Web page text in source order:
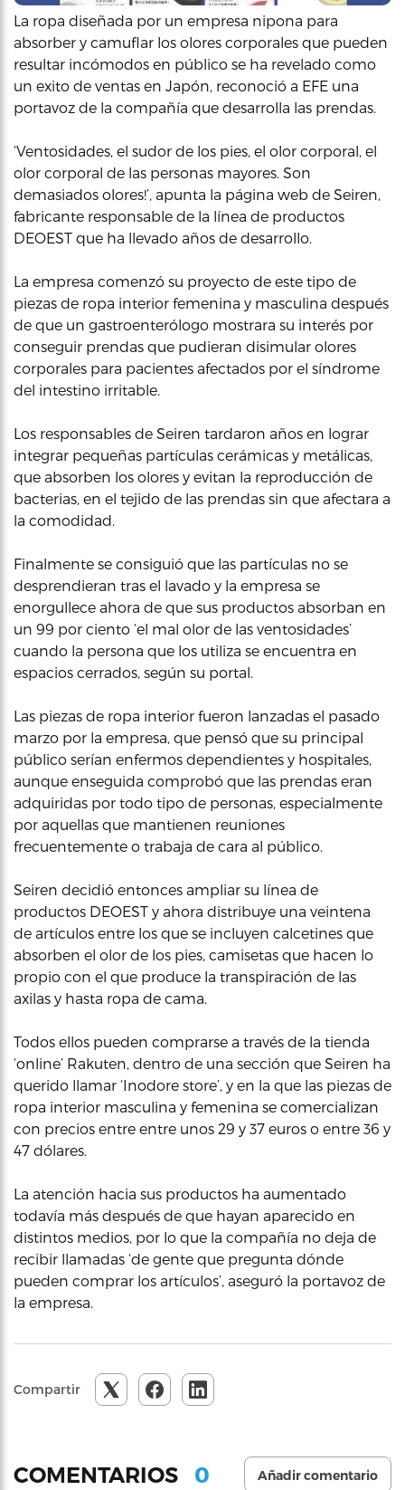
La ropa diseñada por un empresa nipona para
absorber y camuflar los olores corporales que pueden
resultar incómodos en público se ha revelado como
un exito de ventas en Japón, reconoció a EFE una
portavoz de la compañía que desarrolla las prendas.
‘Ventosidades, el sudor de los pies, el olor corporal, el
olor corporal de las personas mayores. Son
demasiados olores!’, apunta la página web de Seiren,
fabricante responsable de la línea de productos
DEOEST que ha llevado años de desarrollo.
La empresa comenzó su proyecto de este tipo de
piezas de ropa interior femenina y masculina después
de que un gastroenterólogo mostrara su interés por
conseguir prendas que pudieran disimular olores
corporales para pacientes afectados por el síndrome
del intestino irritable.
Los responsables de Seiren tardaron años en lograr
integrar pequeñas partículas cerámicas y metálicas,
que absorben los olores y evitan la reproducción de
bacterias, en el tejido de las prendas sin que afectara a
la comodidad.
Finalmente se consiguió que las partículas no se
desprendieran tras el lavado y la empresa se
enorgullece ahora de que sus productos absorban en
un 99 por ciento ‘el mal olor de las ventosidades’
cuando la persona que los utiliza se encuentra en
espacios cerrados, según su portal.
Las piezas de ropa interior fueron lanzadas el pasado
marzo por la empresa, que pensó que su principal
público serían enfermos dependientes y hospitales,
aunque enseguida comprobó que las prendas eran
adquiridas por todo tipo de personas, especialmente
por aquellas que mantienen reuniones
frecuentemente o trabaja de cara al público.
Seiren decidió entonces ampliar su línea de
productos DEOEST y ahora distribuye una veintena
de artículos entre los que se incluyen calcetines que
absorben el olor de los pies, camisetas que hacen lo
propio con el que produce la transpiración de las
axilas y hasta ropa de cama.
Todos ellos pueden comprarse a través de la tienda
‘online’ Rakuten, dentro de una sección que Seiren ha
querido llamar ‘Inodore store’, y en la que las piezas de
ropa interior masculina y femenina se comercializan
con precios entre entre unos 29 y 37 euros o entre 36 y
47 dólares.
La atención hacia sus productos ha aumentado
todavía más después de que hayan aparecido en
distintos medios, por lo que la compañía no deja de
recibir llamadas ‘de gente que pregunta dónde
pueden comprar los artículos’, aseguró la portavoz de
la empresa.
Compartir
COMENTARIOS 0 Añadir comentario